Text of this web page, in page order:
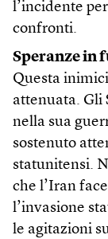
l’incidente
confronti.
Speranze in
Questa
attenuata. Gli
nella sua
sostenuto
statunitensi.
che l’Iran
l’invasione
le agitazioni